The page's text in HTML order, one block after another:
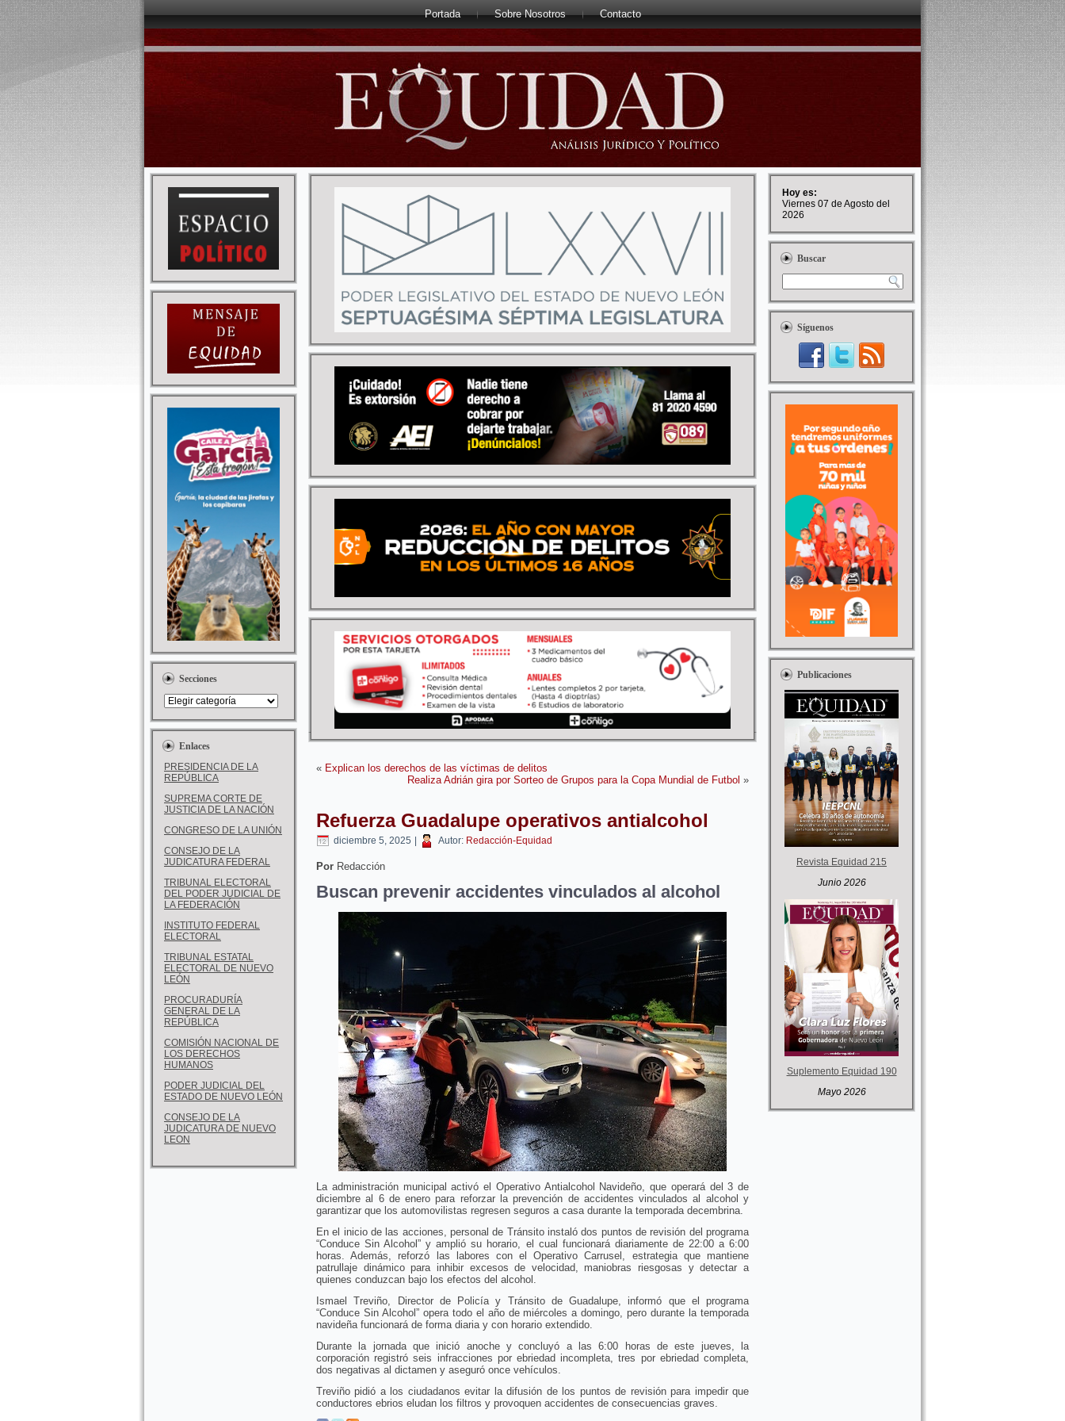
Portada Sobre Nosotros Contacto
Secciones
Enlaces
PRESIDENCIA DE LA
REPÚBLICA
SUPREMA CORTE DE
JUSTICIA DE LA NACIÓN
CONGRESO DE LA UNIÓN
CONSEJO DE LA
JUDICATURA FEDERAL
TRIBUNAL ELECTORAL
DEL PODER JUDICIAL DE
LA FEDERACIÓN
INSTITUTO FEDERAL
ELECTORAL
TRIBUNAL ESTATAL
ELECTORAL DE NUEVO
LEÓN
PROCURADURÍA
GENERAL DE LA
REPÚBLICA
COMISIÓN NACIONAL DE
LOS DERECHOS
HUMANOS
PODER JUDICIAL DEL
ESTADO DE NUEVO LEÓN
CONSEJO DE LA
JUDICATURA DE NUEVO
LEON
« Explican los derechos de las víctimas de delitos
Realiza Adrián gira por Sorteo de Grupos para la Copa Mundial de Futbol »
Refuerza Guadalupe operativos antialcohol
diciembre 5, 2025 Autor: Redacción-Equidad
Por Redacción
Buscan prevenir accidentes vinculados al alcohol
La administración municipal activó el Operativo Antialcohol Navideño, que operará del 3 de
diciembre al 6 de enero para reforzar la prevención de accidentes vinculados al alcohol y
garantizar que los automovilistas regresen seguros a casa durante la temporada decembrina.
En el inicio de las acciones, personal de Tránsito instaló dos puntos de revisión del programa
“Conduce Sin Alcohol” y amplió su horario, el cual funcionará diariamente de 22:00 a 6:00
horas. Además, reforzó las labores con el Operativo Carrusel, estrategia que mantiene
patrullaje dinámico para inhibir excesos de velocidad, maniobras riesgosas y detectar a
quienes conduzcan bajo los efectos del alcohol.
Ismael Treviño, Director de Policía y Tránsito de Guadalupe, informó que el programa
“Conduce Sin Alcohol” opera todo el año de miércoles a domingo, pero durante la temporada
navideña funcionará de forma diaria y con horario extendido.
Durante la jornada que inició anoche y concluyó a las 6:00 horas de este jueves, la
corporación registró seis infracciones por ebriedad incompleta, tres por ebriedad completa,
dos negativas al dictamen y aseguró once vehículos.
Treviño pidió a los ciudadanos evitar la difusión de los puntos de revisión para impedir que
conductores ebrios eludan los filtros y provoquen accidentes de consecuencias graves.
Hoy es:
Viernes 07 de Agosto del
2026
Buscar
Síguenos
Publicaciones
Revista Equidad 215
Junio 2026
Suplemento Equidad 190
Mayo 2026